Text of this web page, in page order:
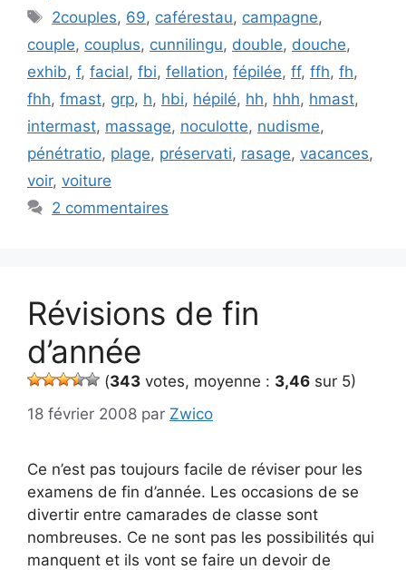
Étiquettes
2couples, 69, caférestau, campagne,
couple, couplus, cunnilingu, double, douche,
exhib, f, facial, fbi, fellation, fépilée, ff, ffh, fh,
fhh, fmast, grp, h, hbi, hépilé, hh, hhh, hmast,
intermast, massage, noculotte, nudisme,
pénétratio, plage, préservati, rasage, vacances,
voir, voiture
2 commentaires
Révisions de fin
d’année
(343 votes, moyenne : 3,46 sur 5)
18 février 2008 par Zwico
Ce n’est pas toujours facile de réviser pour les
examens de fin d’année. Les occasions de se
divertir entre camarades de classe sont
nombreuses. Ce ne sont pas les possibilités qui
manquent et ils vont se faire un devoir de